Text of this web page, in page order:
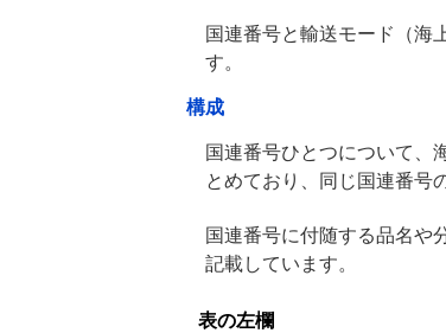
国連番号と輸送モード（海
す。
構成
国連番号ひとつについて、
とめており、同じ国連番号
国連番号に付随する品名や
記載しています。
表の左欄